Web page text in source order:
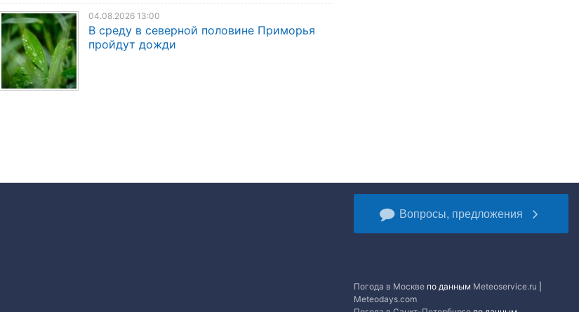
04.08.2026 13:00
В среду в северной половине Приморья
пройдут дожди
Вопросы, предложения
Погода в Москве по данным Meteoservice.ru
Meteodays.com